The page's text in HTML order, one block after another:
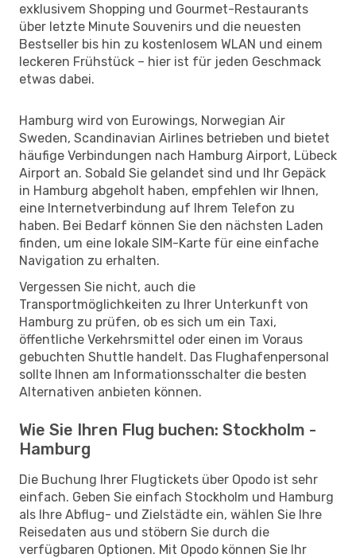
exklusivem Shopping und Gourmet-Restaurants
über letzte Minute Souvenirs und die neuesten
Bestseller bis hin zu kostenlosem WLAN und einem
leckeren Frühstück – hier ist für jeden Geschmack
etwas dabei.
Hamburg wird von Eurowings, Norwegian Air
Sweden, Scandinavian Airlines betrieben und bietet
häufige Verbindungen nach Hamburg Airport, Lübeck
Airport an. Sobald Sie gelandet sind und Ihr Gepäck
in Hamburg abgeholt haben, empfehlen wir Ihnen,
eine Internetverbindung auf Ihrem Telefon zu
haben. Bei Bedarf können Sie den nächsten Laden
finden, um eine lokale SIM-Karte für eine einfache
Navigation zu erhalten.
Vergessen Sie nicht, auch die
Transportmöglichkeiten zu Ihrer Unterkunft von
Hamburg zu prüfen, ob es sich um ein Taxi,
öffentliche Verkehrsmittel oder einen im Voraus
gebuchten Shuttle handelt. Das Flughafenpersonal
sollte Ihnen am Informationsschalter die besten
Alternativen anbieten können.
Wie Sie Ihren Flug buchen: Stockholm -
Hamburg
Die Buchung Ihrer Flugtickets über Opodo ist sehr
einfach. Geben Sie einfach Stockholm und Hamburg
als Ihre Abflug- und Zielstädte ein, wählen Sie Ihre
Reisedaten aus und stöbern Sie durch die
verfügbaren Optionen. Mit Opodo können Sie Ihr